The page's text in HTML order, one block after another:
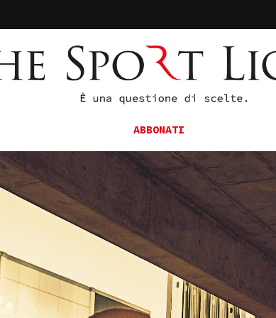
ABBONATI